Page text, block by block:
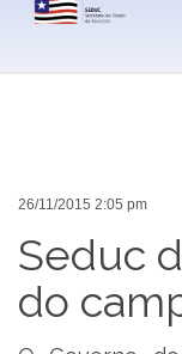
26/11/2015 2:05 pm
Seduc
do